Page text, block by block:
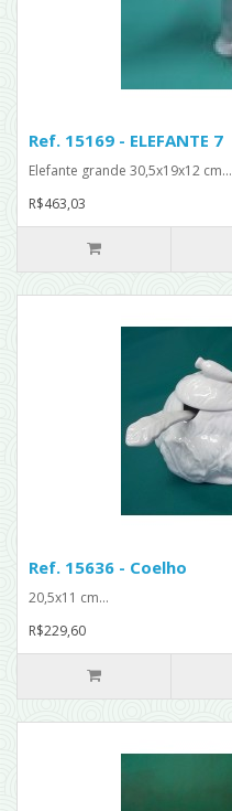
Ref. 15169 - ELEFANTE 7
Elefante grande 30,5x19x12 cm...
R$463,03
Ref. 15636 - Coelho
20,5x11 cm...
R$229,60